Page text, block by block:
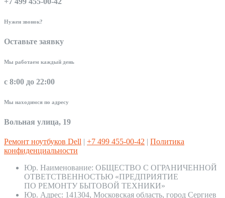
Нужен звонок?
Оставьте заявку
Мы работаем каждый день
с 8:00 до 22:00
Мы находимся по адресу
Вольная улица, 19
Ремонт ноутбуков Dell | +7 499 455-00-42 | Политика
конфиденциальности
Юр. Наименование: ОБЩЕСТВО С ОГРАНИЧЕННОЙ
ОТВЕТСТВЕННОСТЬЮ «ПРЕДПРИЯТИЕ
ПО РЕМОНТУ БЫТОВОЙ ТЕХНИКИ»
Юр. Адрес: 141304, Московская область, город Сергиев